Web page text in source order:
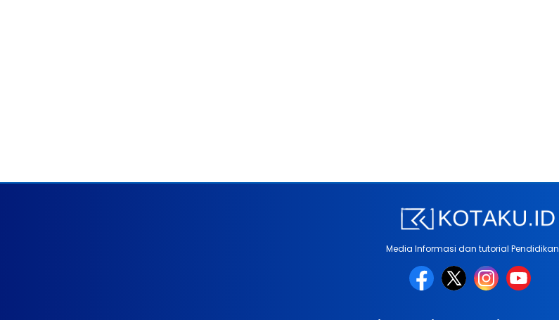
Media Informasi dan tutorial Pendidikan